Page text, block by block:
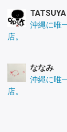
TATSUYA
沖縄に唯
店。
ななみ
沖縄に唯
店。